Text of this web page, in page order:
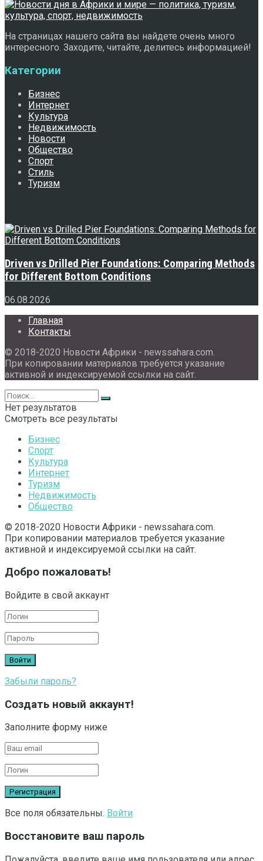
На страницах нашего сайта вы найдете очень много
интересного. Заходите, читайте, делитесь информацией!
Категории
Бизнес
Интернет
Культура
Недвижимость
Новости
Общество
Спорт
Стиль
Туризм
Driven vs Drilled Pier Foundations: Comparing Methods
for Different Bottom Conditions
06.08.2026
Главная
Контакты
© 2018-2020 Новости Африки - newssahara.com.
При копировании материалов требуется указание
активной и индексируемой ссылки на сайт.
Нет результатов
Смотреть все результаты
Бизнес
Спорт
Культура
Интернет
Туризм
Недвижимость
Общество
© 2018-2020 Новости Африки - newssahara.com.
При копировании материалов требуется указание
активной и индексируемой ссылки на сайт.
Добро пожаловать!
Войдите в свой аккаунт
Забыли пароль?
Создать новый аккаунт!
Заполните форму ниже
Все поля обязательны. Войти
Восстановите ваш пароль